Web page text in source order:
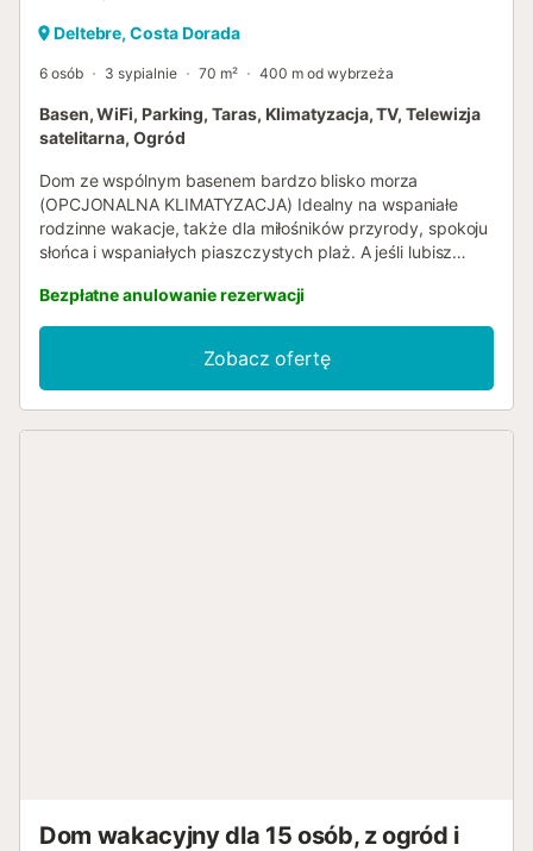
Deltebre, Costa Dorada
6 osób 3 sypialnie 70 m² 400 m od wybrzeża
Basen, WiFi, Parking, Taras, Klimatyzacja, TV, Telewizja
satelitarna, Ogród
Dom ze wspólnym basenem bardzo blisko morza
(OPCJONALNA KLIMATYZACJA) Idealny na wspaniałe
rodzinne wakacje, także dla miłośników przyrody, spokoju
słońca i wspaniałych piaszczystych plaż. A jeśli lubisz
wakacje, ponieważ mamy wyśmienitą gamę dań
gotowanych z produktów uprawianych na naszej ziemi,
takich jak ryż, oliwa z oliwek, warzywa i owoce, a także
ryby i owoce morza łowione w naszej zatoce. CENA 1
Zwierzę domowe 25€; CENA KLIMATYZACJI/POMPY
Bezpłatne anulowanie rezerwacji
Zobacz ofertę
Dom wakacyjny dla 15 osób, z ogród i